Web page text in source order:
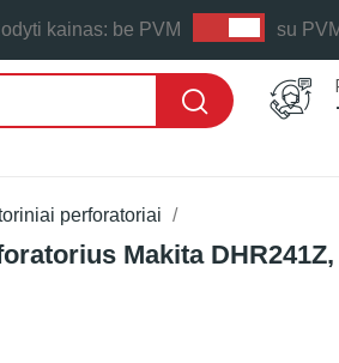
kainas: be PVM su
perforatoriai
LAIKAS: PER 1-2 D.D.Makita DHR241Z,